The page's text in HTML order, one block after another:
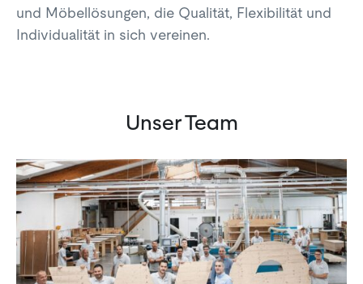
und Möbellösungen, die Qualität, Flexibilität und
Individualität in sich vereinen.
Unser Team